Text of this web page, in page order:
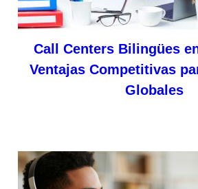
Call Centers Bilingües
Ventajas Competitivas
Globales